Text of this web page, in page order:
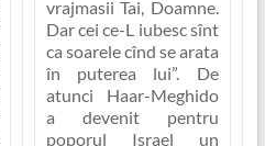
vrajmasii Tai, Doamne.
Dar cei ce-L iubesc sînt
ca soarele cînd se arata
în puterea lui”. De
atunci Haar-Meghido
a devenit pentru
poporul Israel un